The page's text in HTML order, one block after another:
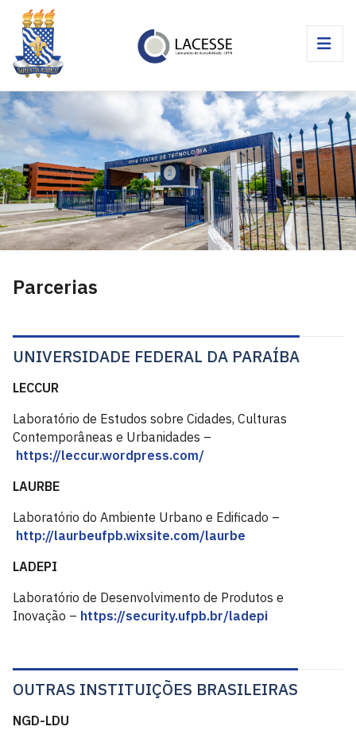
Parcerias
UNIVERSIDADE FEDERAL DA PARAÍBA
LECCUR
Laboratório de Estudos sobre Cidades, Culturas
Contemporâneas e Urbanidades –
https://leccur.wordpress.com/
LAURBE
Laboratório do Ambiente Urbano e Edificado –
http://laurbeufpb.wixsite.com/laurbe
LADEPI
Laboratório de Desenvolvimento de Produtos e
Inovação – https://security.ufpb.br/ladepi
OUTRAS​ INSTITUIÇÕES BRASILEIRAS
NGD-LDU